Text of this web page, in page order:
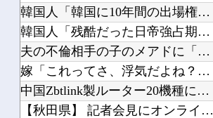
Powered by livedoor 相互RSS
韓国人「韓国に10年間の出場権剥奪や過去ワールドカップ、オリ...
韓国人「残酷だった日帝強占期前後の写真を見てみよう」
夫の不倫相手の子のメアドに「お母さんに人の旦那に手出さないよ...
嫁「これってさ、浮気だよね？」俺「まぁそういうことになります...
中国Zbtlink製ルーター20機種にバックドア見つかる 外...
【秋田県】 記者会見にオンライン出席したエリート幹部職員、バ...